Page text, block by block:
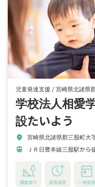
児童発達支援 /宮崎県北諸県
学校法人相愛
設たいよう
location_on 宮崎県北諸県郡三股町大
train ＪＲ日豊本線三股駅から
園庭あり 延長保育 一時保育